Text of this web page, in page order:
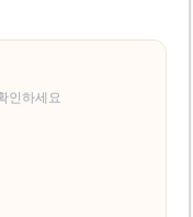
인하세요